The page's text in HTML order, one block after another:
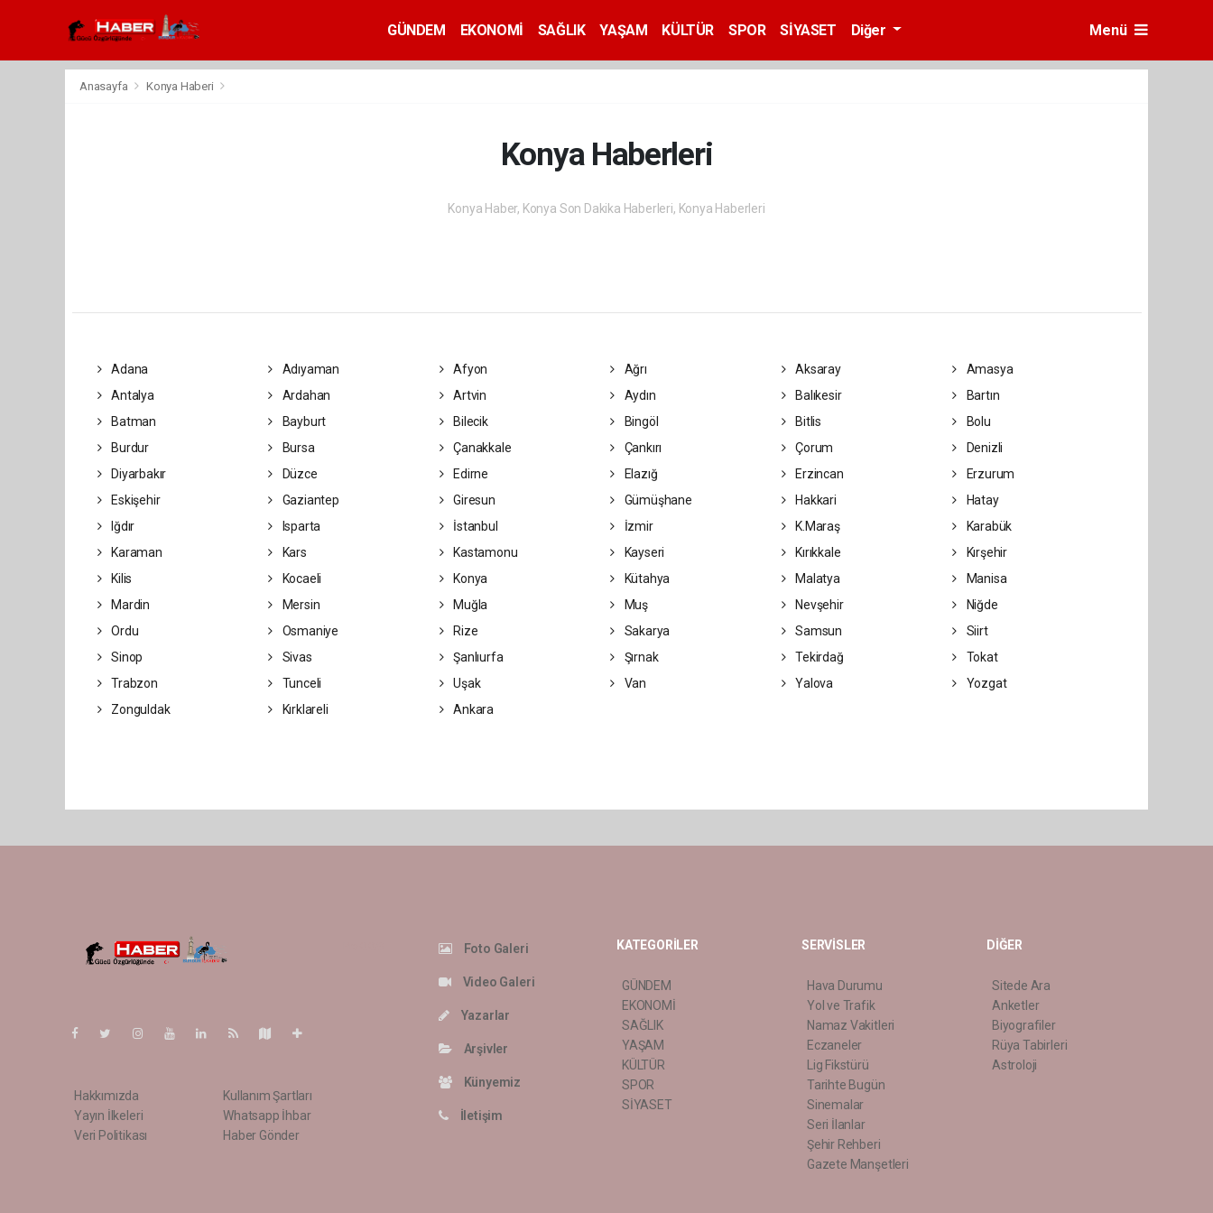
GÜNDEM EKONOMİ SAĞLIK YAŞAM KÜLTÜR SPOR SİYASET Diğer Menü
Anasayfa Konya Haberi
Konya Haberleri
Konya Haber, Konya Son Dakika Haberleri, Konya Haberleri
Adana Adıyaman Afyon Ağrı Aksaray
Amasya
Antalya
Ardahan Artvin Aydın Balıkesir
Bartın
Batman
Bayburt Bilecik Bingöl Bitlis
Bolu
Burdur
Bursa Çanakkale Çankırı Çorum
Denizli
Diyarbakır
Düzce Edirne Elazığ Erzincan
Erzurum
Eskişehir
Gaziantep Giresun Gümüşhane Hakkari
Hatay
Iğdır
Isparta İstanbul İzmir K.Maraş
Karabük
Karaman
Kars Kastamonu Kayseri Kırıkkale
Kırşehir
Kilis
Kocaeli Konya Kütahya Malatya
Manisa
Mardin
Mersin Muğla Muş Nevşehir
Niğde
Ordu
Osmaniye Rize Sakarya Samsun
Siirt
Sinop
Sivas Şanlıurfa Şırnak Tekirdağ
Tokat
Trabzon
Tunceli Uşak Van Yalova
Yozgat
Zonguldak
Kırklareli Ankara
Hakkımızda
Yayın İlkeleri
Veri Politikası
Kullanım Şartları
Whatsapp İhbar
Haber Gönder
Foto Galeri
Video Galeri
Yazarlar
Arşivler
Künyemiz
İletişim
KATEGORİLER
GÜNDEM
EKONOMİ
SAĞLIK
YAŞAM
KÜLTÜR
SPOR
SİYASET
SERVİSLER
Hava Durumu
Yol ve Trafik
Namaz Vakitleri
Eczaneler
Lig Fikstürü
Tarihte Bugün
Sinemalar
Seri İlanlar
Şehir Rehberi
Gazete Manşetleri
DİĞER
Sitede Ara
Anketler
Biyografiler
Rüya Tabirleri
Astroloji